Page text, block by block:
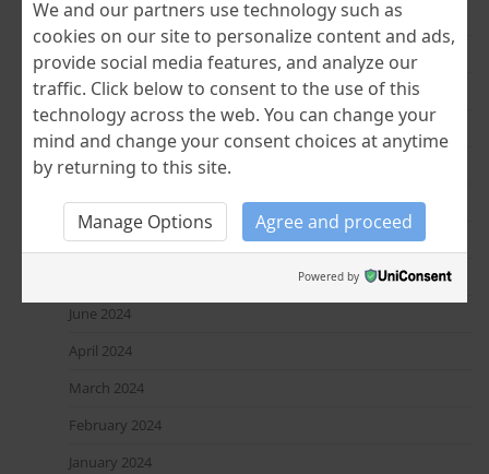
June 2025
April 2025
March 2025
February 2025
January 2025
December 2024
November 2024
June 2024
April 2024
March 2024
February 2024
January 2024
We and our partners use technology such as
cookies on our site to personalize content and ads,
provide social media features, and analyze our
traffic. Click below to consent to the use of this
technology across the web. You can change your
mind and change your consent choices at anytime
by returning to this site.
Manage Options Agree and proceed
Powered by